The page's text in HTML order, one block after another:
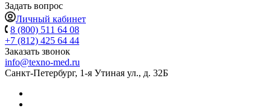
Задать вопрос
Личный кабинет
8 (800) 511 64 08
+7 (812) 425 64 44
Заказать звонок
info@texno-med.ru
Санкт-Петербург, 1-я Утиная ул., д. 32Б